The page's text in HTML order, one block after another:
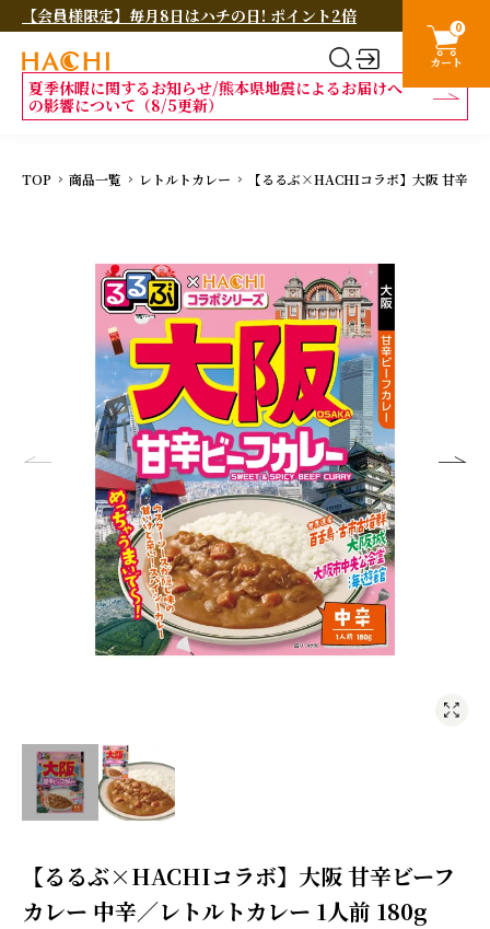
【会員様限定】毎月8日はハチの日! ポイント2倍
夏季休暇に関するお知らせ/熊本県地震によるお届けへ
の影響について（8/5更新）
0
カート
TOP 商品一覧 レトルトカレー 【るるぶ×HACHIコラボ】大阪 甘辛ビ
【るるぶ×HACHIコラボ】大阪 甘辛ビーフ
カレー 中辛／レトルトカレー 1人前 180g